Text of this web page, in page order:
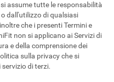
assume tutte le responsabilità
dall'utilizzo di qualsiasi
che i presenti Termini e
non si applicano ai Servizi di
e della comprensione dei
sulla privacy che si
di terzi.